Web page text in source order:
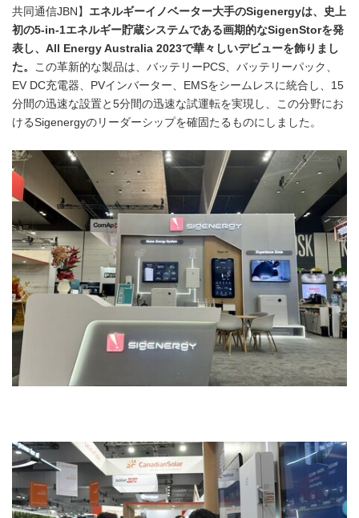
共同通信JBN】 エネルギーイノベーター大手のSigenergyは、史上
初の5-in-1エネルギー貯蔵システムである画期的なSigenStorを発
表し、 All Energy Australia 2023で華々しいデビューを飾りまし
た。 この革新的な製品は、バッテリーPCS、バッテリーパック、
EV DC充電器、PVインバーター、EMSをシームレスに統合し、15
分間の迅速な設置と5分間の迅速な試運転を実現し、この分野にお
けるSigenergyのリーダーシップを確固たるものにしました。